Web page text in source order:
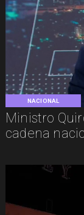
NACIONAL
Ministro
cadena